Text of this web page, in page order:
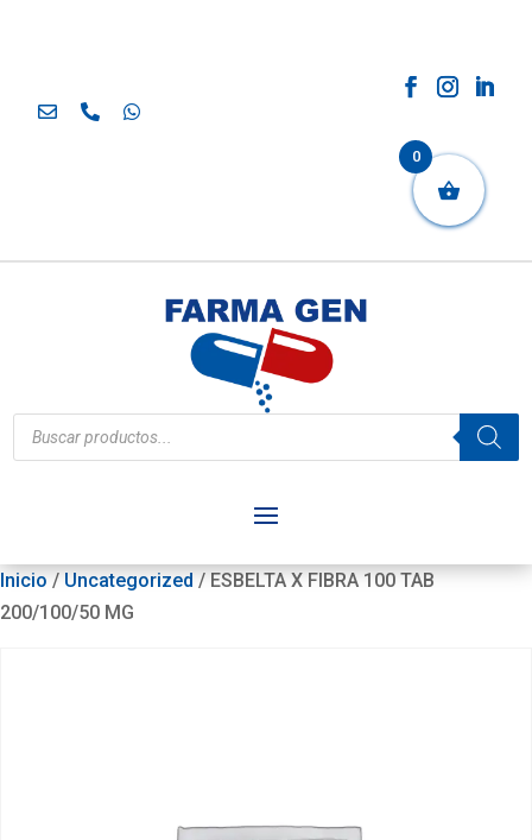
Búsqueda
de
productos
Inicio / Uncategorized / ESBELTA X FIBRA 100 TAB
200/100/50 MG
0